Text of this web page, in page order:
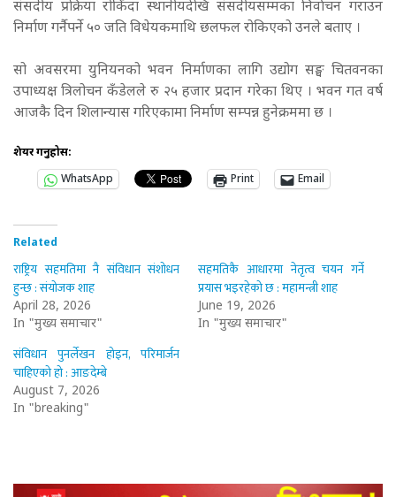
संसदीय प्रक्रिया रोकिँदा स्थानीयदेखि संसदीयसम्मका निर्वाचन गराउन
निर्माण गर्नैपर्ने ५० जति विधेयकमाथि छलफल रोकिएको उनले बताए ।
सो अवसरमा युनियनको भवन निर्माणका लागि उद्योग सङ्घ चितवनका
उपाध्यक्ष त्रिलोचन कँडेलले रु २५ हजार प्रदान गरेका थिए । भवन गत वर्ष
आजकै दिन शिलान्यास गरिएकामा निर्माण सम्पन्न हुनेक्रममा छ ।
शेयर गर्नुहोस:
WhatsApp
Print Email
Related
राष्ट्रिय सहमतिमा नै संविधान संशोधन
हुन्छ : संयोजक शाह
April 28, 2026
In "मुख्य समाचार"
सहमतिकै आधारमा नेतृत्व चयन गर्ने
प्रयास भइरहेको छ : महामन्त्री शाह
June 19, 2026
In "मुख्य समाचार"
संविधान पुनर्लेखन होइन, परिमार्जन
चाहिएको हो : आङदेम्बे
August 7, 2026
In "breaking"